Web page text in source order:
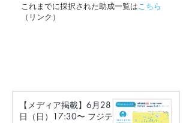
これまでに採択された助成一覧はこちら
（リンク）
【メディア掲載】6月28
日（日）17:30〜 フジテ